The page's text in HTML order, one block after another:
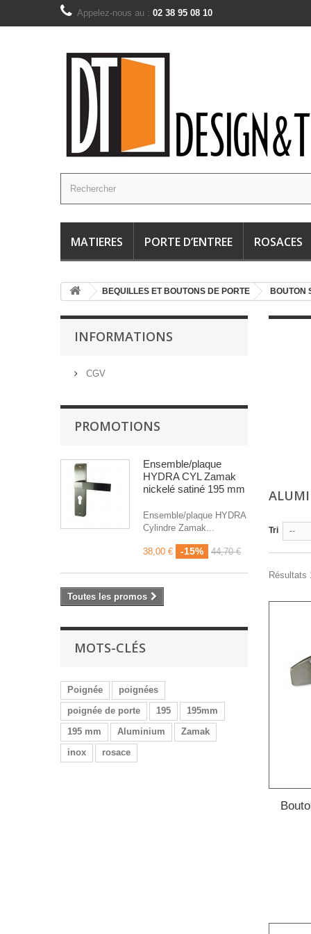
Appelez-nous au : 02 38 95 08 10
MATIERES PORTE D’ENTREE ROSACES
BEQUILLES ET BOUTONS DE PORTE BOUTON
INFORMATIONS
CGV
PROMOTIONS
Ensemble/plaque
HYDRA CYL Zamak
nickelé satiné 195 mm
Ensemble/plaque HYDRA
Cylindre Zamak...
38,00 € -15% 44,70 €
Toutes les promos
MOTS-CLÉS
Poignée
poignées
poignée de porte
195
195mm
195 mm
Aluminium
Zamak
inox
rosace
Tri --
Résultats